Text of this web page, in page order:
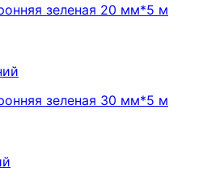
зеленая 20 мм*5 м
зеленая 30 мм*5 м